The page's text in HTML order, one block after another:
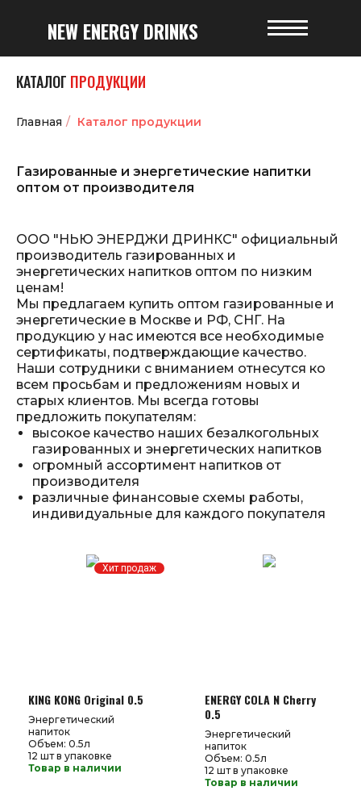
NEW ENERGY DRINKS
КАТАЛОГ
ПРОДУКЦИИ
О
8 800 500 22
Газированные и энергетические
напитки оптом от производителя
КАТАЛОГ ПРОДУКЦИИ
Главная / Каталог продукции
Газированные и энергетические напитки
оптом от производителя
ООО "НЬЮ ЭНЕРДЖИ ДРИНКС" официальный
производитель газированных и
энергетических напитков оптом по низким
ценам!
Мы предлагаем купить оптом газированные и
энергетические в Москве и РФ, СНГ. На
продукцию у нас имеются все необходимые
сертификаты, подтверждающие качество.
Наши сотрудники с вниманием отнесутся ко
всем просьбам и предложениям новых и
старых клиентов. Мы всегда готовы
предложить покупателям:
высокое качество наших безалкогольных
газированных и энергетических напитков
огромный ассортимент напитков от
производителя
различные финансовые схемы работы,
индивидуальные для каждого покупателя
Хит продаж
KING KONG Original 0.5
Энергетический
напиток
Объем: 0.5л
12 шт в упаковке
Товар в наличии
ENERGY COLA N Cherry
0.5
Энергетический
напиток
Объем: 0.5л
12 шт в упаковке
Товар в наличии